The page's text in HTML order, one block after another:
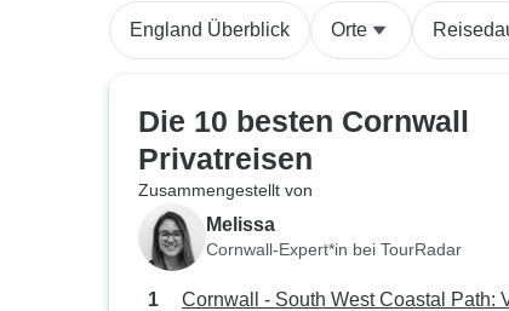
England Überblick Orte
Die 10 besten Cornwall
Privatreisen
Zusammengestellt von
Melissa
Cornwall-Expert*in bei TourRadar
Cornwall - South West Coastal Path: